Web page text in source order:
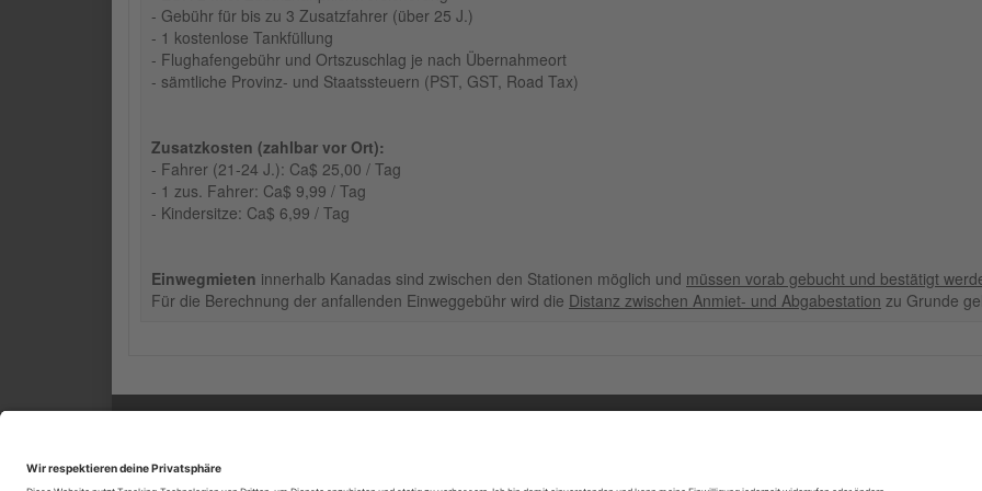
- Gebühr für bis zu 3 Zusatzfahrer (über 25 J.)
- 1 kostenlose Tankfüllung
- Flughafengebühr und Ortszuschlag je nach Übernahmeort
- sämtliche Provinz- und Staatssteuern (PST, GST, Road Tax)
Zusatzkosten (zahlbar vor Ort):
- Fahrer (21-24 J.): Ca$ 25,00 / Tag
- 1 zus. Fahrer: Ca$ 9,99 / Tag
- Kindersitze: Ca$ 6,99 / Tag
Einwegmieten innerhalb Kanadas sind zwischen den Stationen möglich und müssen vorab gebucht und bestätigt
Für die Berechnung der anfallenden Einweggebühr wird die Distanz zwischen Anmiet- und Abgabestation zu Grunde
Kontakt